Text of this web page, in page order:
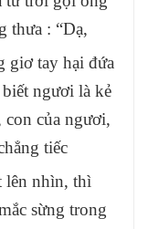
thưa : “Dạ,
giơ tay hại đứa
ngươi là kẻ
của ngươi,
tiếc
lên nhìn, thì
sừng trong